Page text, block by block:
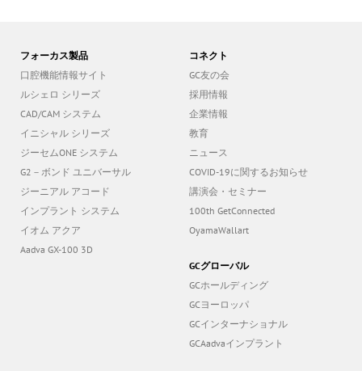
フォーカス製品
口腔機能情報サイト
ルシェロ シリーズ
CAD/CAM システム
イニシャル シリーズ
ジーセムONE システム
G2－ボンド ユニバーサル
ジーニアル アコード
インプラント システム
イオム アクア
Aadva GX-100 3D
コネクト
GC友の会
採用情報
企業情報
教育
ニュース
COVID-19に関するお知らせ
講演会・セミナー
100th GetConnected
OyamaWallart
GCグローバル
GCホールディング
GCヨーロッパ
GCインターナショナル
GCAadvaインプラント